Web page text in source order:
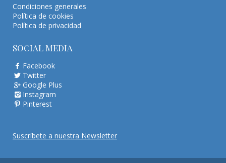
Condiciones generales
Política de cookies
Política de privacidad
SOCIAL MEDIA
Facebook
Twitter
Google Plus
Instagram
Pinterest
Suscríbete a nuestra Newsletter